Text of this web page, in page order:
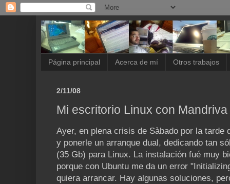
Página principal Acerca de mí Otros trabajos
2/11/08
Mi escritorio Linux con Mandriva
Ayer, en plena crisis de Sàbado por la tarde
y ponerle un arranque dual, dedicando tan
(35 Gb) para Linux. La instalación fué muy
porque con Ubuntu me da un error
quiera arrancar. Hay algunas soluciones,